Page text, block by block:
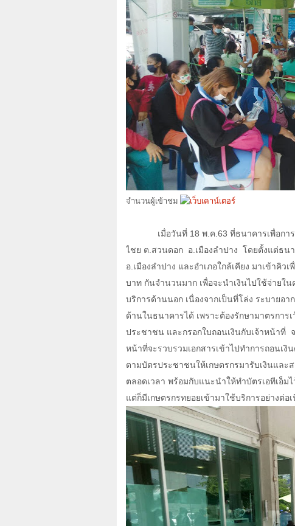
จำนวนผู้เข้าชม
เมื่อวันที่ 18 พ.ค.63 ที่ธนาคารเพื่อกา
ไชย ต.สวนดอก อ.เมืองลำปาง โดยตั้งแต่ธนา
อ.เมืองลำปาง และอำเภอใกล้เคียง มาเข้าคิว
บาท กันจำนวนมาก เพื่อจะนำเงินไปใช้จ่ายใ
บริการด้านนอก เนื่องจากเป็นที่โล่ง ระบายอ
ด้านในธนาคารได้ เพราะต้องรักษามาตรกา
ประชาชน และกรอกใบถอนเงินกับเจ้าหน้าที่
หน้าที่จะรวบรวมเอกสารเข้าไปทำการถอนเ
ตามบัตรประชาชนให้เกษตรกรมารับเงินแล
ตลอดเวลา พร้อมกับแนะนำให้ทำบัตรเอทีเอ็
แต่ก็มีเกษตรกรทยอยเข้ามาใช้บริการอย่างต่อ